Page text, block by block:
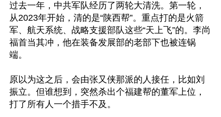
过去一年，中共军队经历了两轮大清洗。第一轮，
从2023年开始，清的是“陕西帮”。重点打的是火箭
军、航天系统、战略支援部队这些“天上飞”的。李尚
福首当其冲，他在装备发展部的老部下也被连锅
端。
原以为这之后，会由张又侠那派的人接任，比如刘
振立。但谁想到，突然杀出个福建帮的董军上位，
打了所有人一个措手不及。